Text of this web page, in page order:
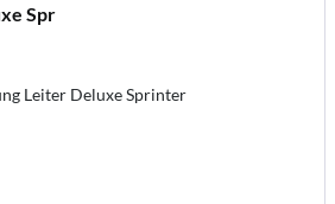
Spr
Leiter Deluxe Sprinter